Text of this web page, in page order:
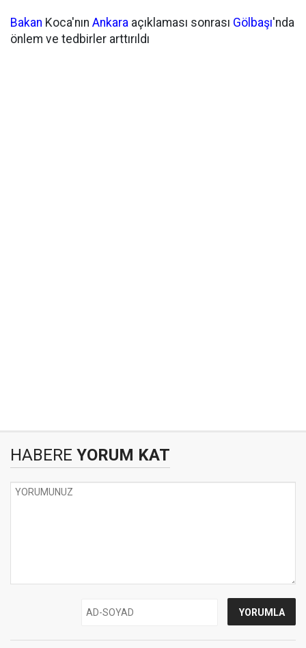
Bakan Koca'nın Ankara açıklaması sonrası Gölbaşı'nda
önlem ve tedbirler arttırıldı
HABERE YORUM KAT